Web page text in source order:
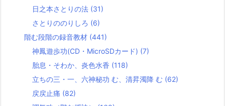
日之本さとりの法 (31)
さとりののりしろ (6)
階む段階の録音教材 (441)
神鳳遊歩功(CD・MicroSDカード) (7)
胎息・そわか、炎色水香 (118)
立ちの三・一、六神秘功 む、清昇濁降 む (62)
戻戻止痛 (82)